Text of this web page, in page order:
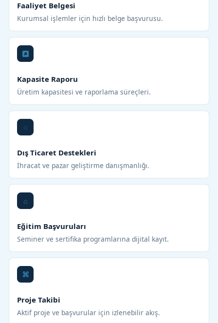
Faaliyet Belgesi
Kurumsal işlemler için hızlı belge başvurusu.
Kapasite Raporu
Üretim kapasitesi ve raporlama süreçleri.
Dış Ticaret Destekleri
İhracat ve pazar geliştirme danışmanlığı.
Eğitim Başvuruları
Seminer ve sertifika programlarına dijital kayıt.
Proje Takibi
Aktif proje ve başvurular için izlenebilir akış.